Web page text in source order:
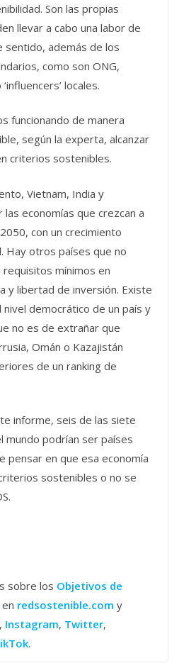
Son las propias
llevar a cabo una labor de
sentido, además de los
como son ONG,
locales.
funcionando de manera
según la experta, alcanzar
criterios sostenibles.
Vietnam, India y
economías que crezcan a
con un crecimiento
Hay otros países que no
mínimos en
y libertad de inversión. Existe
democrático de un país y
no es de extrañar que
Omán o Kazajistán
de un ranking de
informe, seis de las siete
mundo podrían ser países
pensar en que esa economía
sostenibles o no se
sobre los Objetivos de
en redsostenible.com y
, Instagram, Twitter,
.